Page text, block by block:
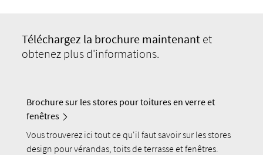
Téléchargez la brochure maintenant et
obtenez plus d'informations.
Brochure sur les stores pour toitures en verre et
fenêtres
Vous trouverez ici tout ce qu'il faut savoir sur les stores
design pour vérandas, toits de terrasse et fenêtres.